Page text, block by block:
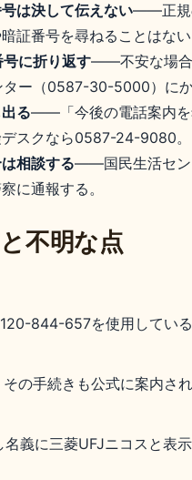
は決して伝えない――正規
証番号を尋ねることはな
に折り返す――不安な場合
ター（0587-30-5000）に
る――「今後の電話案内を
スクなら0587-24-9080。
相談する――国民生活セン
に通報する。
不明な点
844-657を使用してい
の手続きも公式に案内さ
義に三菱UFJニコスと表